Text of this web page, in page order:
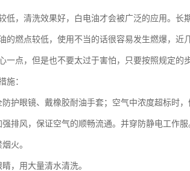
低，清洗效果好，白电油才会被广泛的应用。
的燃点较低，使用不当的话很容易发生燃爆，
一点，但是也不要太过于害怕，只要按照规定的
施：
护眼镜、戴橡胶耐油手套；空气中浓度超标时，
排风，保证空气的顺畅流通。并穿防静电工作服
火。
，用大量清水清洗。